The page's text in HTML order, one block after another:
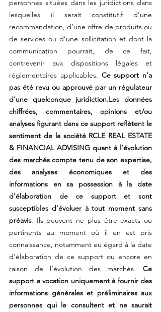
personnes situées dans les juridictions dans
lesquelles il serait constitutif d’une
recommandation, d’une offre de produits ou
de services ou d’une sollicitation et dont la
communication pourrait, de ce fait,
contrevenir aux dispositions légales et
réglementaires applicables. Ce support n’a
pas été revu ou approuvé par un régulateur
d’une quelconque juridiction.Les données
chiffrées, commentaires, opinions et/ou
analyses figurant dans ce support reflètent le
sentiment de la société RCLE REAL ESTATE
& FINANCIAL ADVISING quant à l’évolution
des marchés compte tenu de son expertise,
des analyses économiques et des
informations en sa possession à la date
d’élaboration de ce support et sont
susceptibles d’évoluer à tout moment sans
préavis. Ils peuvent ne plus être exacts ou
pertinents au moment où il en est pris
connaissance, notamment eu égard à la date
d’élaboration de ce support ou encore en
raison de l’évolution des marchés. Ce
support a vocation uniquement à fournir des
informations générales et préliminaires aux
personnes qui le consultent et ne saurait